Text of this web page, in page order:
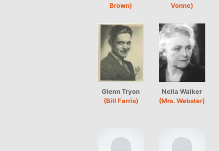
Brown)
Vonne)
Glenn Tryon
(Bill Farris)
Nella Walker
(Mrs. Webster)